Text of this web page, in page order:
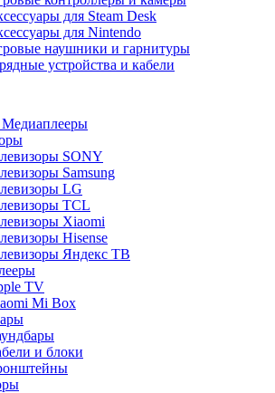
для Steam Desk
для Nintendo
наушники и гарнитуры
устройства и кабели
SONY
Samsung
LG
TCL
Xiaomi
Hisense
Яндекс ТВ
TV
Mi Box
и блоки